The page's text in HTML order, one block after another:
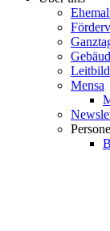
Leitbild
Mensa